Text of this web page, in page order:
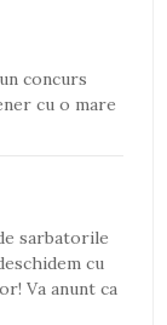
concurs
cu o mare
sarbatorile
cu
Va anunt ca